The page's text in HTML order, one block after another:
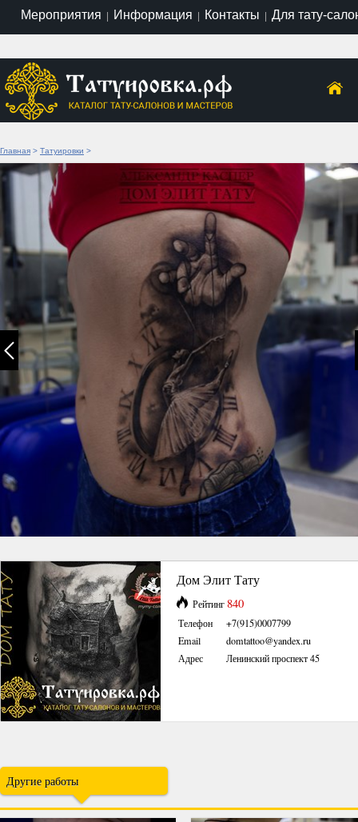
Мероприятия | Информация | Контакты | Для тату-
Главная > Татуировки >
Дом Элит Тату
Рейтинг840
Телефон
+7(915)0007799
Email
domtattoo@yandex.ru
Адрес
Ленинский проспект 45
Другие работы